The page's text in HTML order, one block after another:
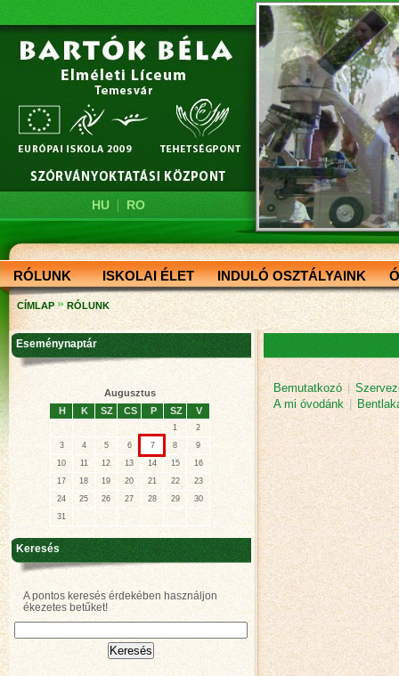
HU| RO
RÓLUNK ISKOLAI ÉLET INDULÓ OSZTÁLYAINK
CÍMLAP » RÓLUNK
Bemutatkozó |
A mi óvodánk |
Eseménynaptár
Augusztus
H
K SZ CS P SZ V
1
2
3
4 5 6 7 8
9
10
11 12 13 14 15
16
17
18 19 20 21 22
23
24
25 26 27 28 29
30
31
Keresés
A pontos keresés érdekében használjon
ékezetes betűket!